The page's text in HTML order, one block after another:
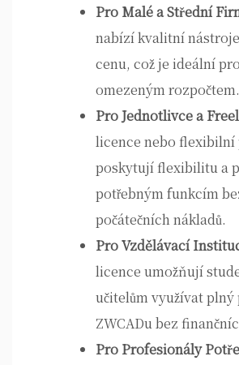
Pro Malé a Střední
nabízí kvalitní
cenu, což je ideální
omezeným rozpočtem.
Pro Jednotlivce a
licence nebo flexibilní
poskytují flexibilitu a
potřebným funkcím
počátečních nákladů.
Pro Vzdělávací
licence umožňují
učitelům využívat
ZWCADu bez
Pro Profesionály